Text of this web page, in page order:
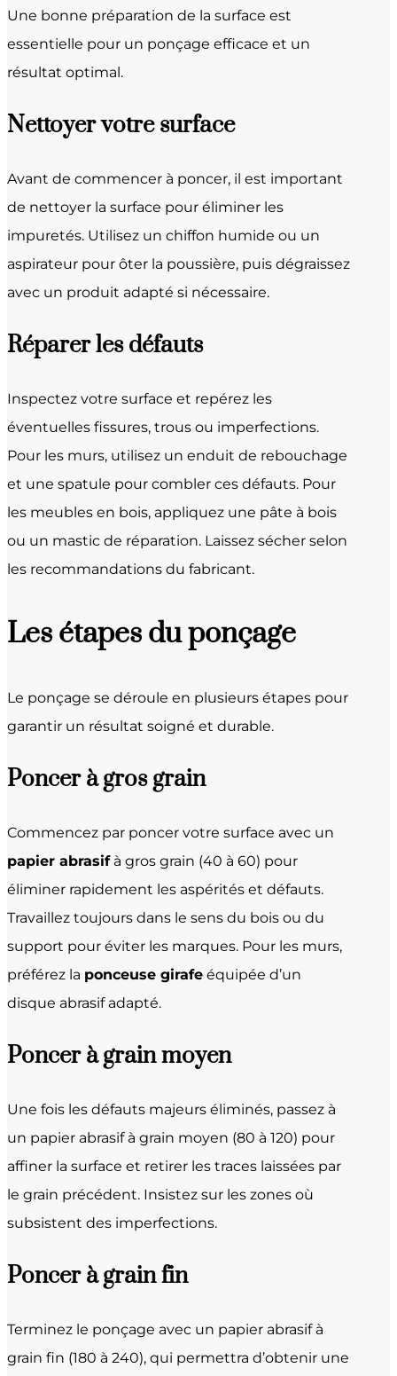
Une bonne préparation de la surface est
essentielle pour un ponçage efficace et un
résultat optimal.
Nettoyer votre surface
Avant de commencer à poncer, il est important
de nettoyer la surface pour éliminer les
impuretés. Utilisez un chiffon humide ou un
aspirateur pour ôter la poussière, puis dégraissez
avec un produit adapté si nécessaire.
Réparer les défauts
Inspectez votre surface et repérez les
éventuelles fissures, trous ou imperfections.
Pour les murs, utilisez un enduit de rebouchage
et une spatule pour combler ces défauts. Pour
les meubles en bois, appliquez une pâte à bois
ou un mastic de réparation. Laissez sécher selon
les recommandations du fabricant.
Les étapes du ponçage
Le ponçage se déroule en plusieurs étapes pour
garantir un résultat soigné et durable.
Poncer à gros grain
Commencez par poncer votre surface avec un
papier abrasifà gros grain (40 à 60) pour
éliminer rapidement les aspérités et défauts.
Travaillez toujours dans le sens du bois ou du
support pour éviter les marques. Pour les murs,
préférez la ponceuse girafe équipée d’un
disque abrasif adapté.
Poncer à grain moyen
Une fois les défauts majeurs éliminés, passez à
un papier abrasif à grain moyen (80 à 120) pour
affiner la surface et retirer les traces laissées par
le grain précédent. Insistez sur les zones où
subsistent des imperfections.
Poncer à grain fin
Terminez le ponçage avec un papier abrasif à
grain fin (180 à 240), qui permettra d’obtenir une